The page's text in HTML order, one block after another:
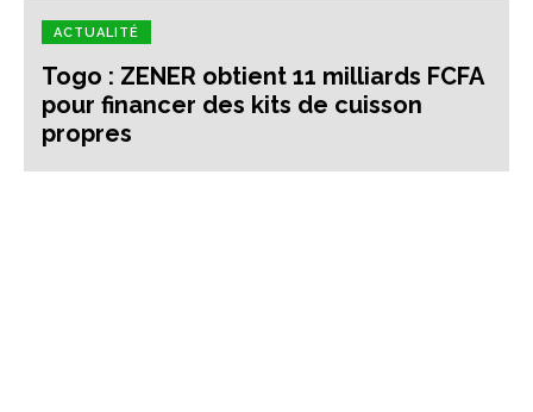
ACTUALITÉ
Togo : ZENER obtient 11 milliards FCFA
pour financer des kits de cuisson
propres